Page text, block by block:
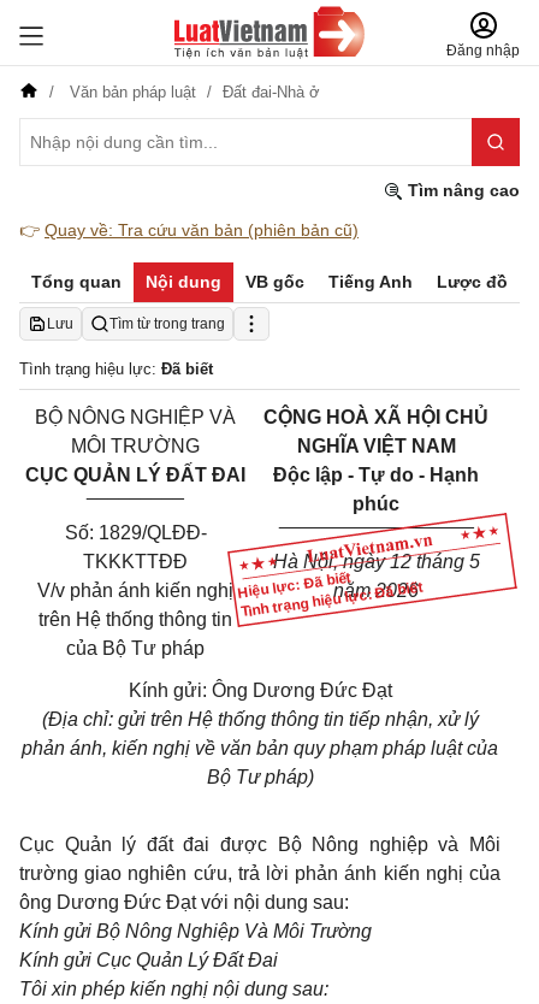
Đăng nhập
Văn bản pháp luật Đất đai-Nhà ở
Tìm nâng cao
👉 Quay về: Tra cứu văn bản (phiên bản cũ)
Tổng quan Nội dung VB gốc Tiếng Anh Lược đồ
Lưu Tìm từ trong trang
Tình trạng hiệu lực: Đã biết
Hiệu lực: Đã biết
Tình trạng hiệu lực: Đã biết
BỘ NÔNG NGHIỆP VÀ
MÔI TRƯỜNG
CỤC QUẢN LÝ ĐẤT ĐAI
Số: 1829/QLĐĐ-
TKKKTTĐĐ
V/v phản ánh kiến nghị
trên Hệ thống thông tin
của Bộ Tư pháp
CỘNG HOÀ XÃ HỘI CHỦ
NGHĨA VIỆT NAM
Độc lập - Tự do - Hạnh
phúc
__________________
Hà Nội, ngày 12 tháng 5
năm 2026
Kính gửi: Ông Dương Đức Đạt
(Địa chỉ: gửi trên Hệ thống thông tin tiếp nhận, xử lý
phản ánh, kiến nghị về văn bản quy phạm pháp luật của
Bộ Tư pháp)
Cục Quản lý đất đai được Bộ Nông nghiệp và Môi
trường giao nghiên cứu, trả lời phản ánh kiến nghị của
ông Dương Đức Đạt với nội dung sau:
Kính gửi Bộ Nông Nghiệp Và Môi Trường
Kính gửi Cục Quản Lý Đất Đai
Tôi xin phép kiến nghị nội dung sau: